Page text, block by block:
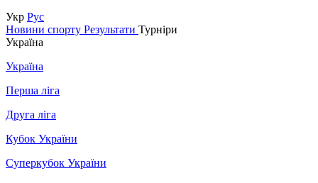
Укр Рус
Новини спорту Результати Турніри
Україна
Україна
Перша ліга
Друга ліга
Кубок України
Суперкубок України